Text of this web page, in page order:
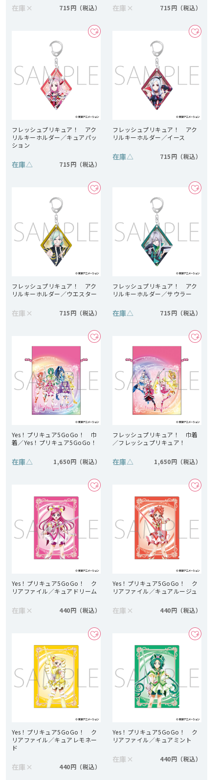
在庫 × 715円 在庫 × 715円
フレッシュプリキュア！ アク
リルキーホルダー／キュアパッ
ション
在庫△ 715円
フレッシュプリキュア！ アク
リルキーホルダー／イース
在庫△ 715円
フレッシュプリキュア！ アク
リルキーホルダー／ウエスター
在庫 × 715円
フレッシュプリキュア！ アク
リルキーホルダー／サウラー
在庫△ 715円
Yes！プリキュア5GoGo！ 巾
着／Yes！プリキュア5GoGo！
在庫△ 1,650円
フレッシュプリキュア！ 巾着
／フレッシュプリキュア！
在庫△ 1,650円
Yes！プリキュア5GoGo！ ク
リアファイル／キュアドリーム
在庫 × 440円
Yes！プリキュア5GoGo！ ク
リアファイル／キュアルージュ
在庫 × 440円
Yes！プリキュア5GoGo！ ク
リアファイル／キュアレモネー
ド
在庫 × 440円
Yes！プリキュア5GoGo！ ク
リアファイル／キュアミント
在庫 × 440円